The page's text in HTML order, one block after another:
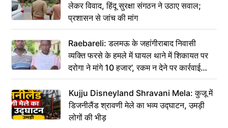
लेकर विवाद, हिंदू सुरक्षा संगठन ने उठाए सवाल;
प्रशासन से जांच की मांग
Raebareli: डलमऊ के जहांगीराबाद निवासी
व्यक्ति फरसे के हमले में घायल थाने में शिकायत पर
दरोगा ने मांगे 10 हजार’, रकम न देने पर कार्रवाई
ठंडी!
Kujju Disneyland Shravani Mela: कुजू में
डिजनीलैंड श्रावणी मेले का भव्य उद्घाटन, उमड़ी
लोगों की भीड़